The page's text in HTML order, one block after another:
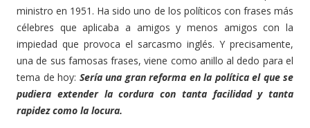
ministro en 1951. Ha sido uno de los políticos con frases más
célebres que aplicaba a amigos y menos amigos con la
impiedad que provoca el sarcasmo inglés. Y precisamente,
una de sus famosas frases, viene como anillo al dedo para el
tema de hoy: Sería una gran reforma en la política el que se
pudiera extender la cordura con tanta facilidad y tanta
rapidez como la locura.